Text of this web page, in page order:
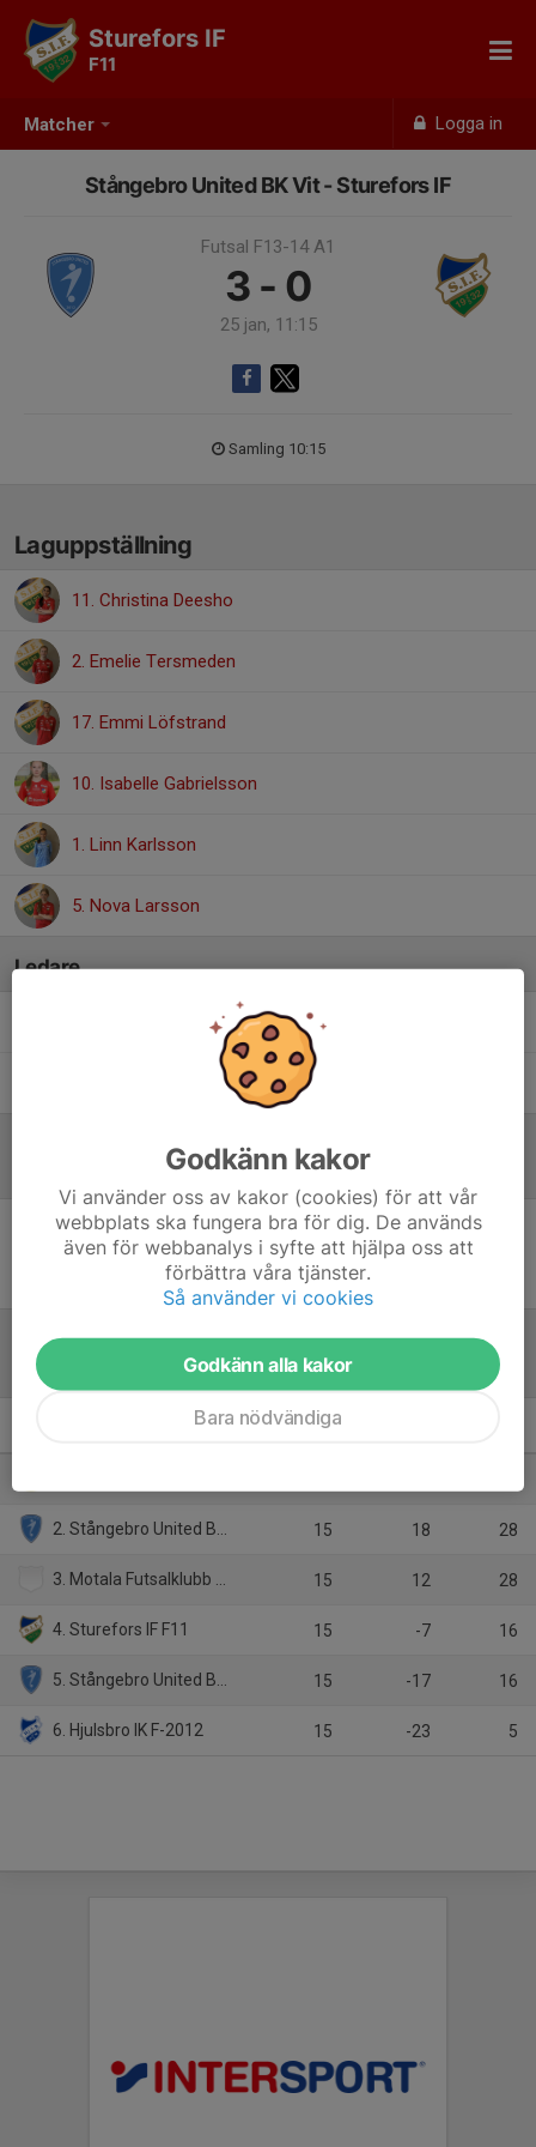
Matcher Logga in
Sturefors IF
F11
Stångebro United BK Vit - Sturefors IF
Futsal F13-14 A1
3 - 0
25 jan, 11:15
Samling 10:15
Laguppställning
11. Christina Deesho
2. Emelie Tersmeden
17. Emmi Löfstrand
10. Isabelle Gabrielsson
1. Linn Karlsson
5. Nova Larsson
Ledare
Tränare
Lagledare och huvudtränare
Inget referat skrivet
Tabell
M
2. Stångebro United BK Svart 15 18 28
3. Motala Futsalklubb Motala Futsalklubb LILA 15 12 28
4. Sturefors IF F11 15 -7 16
5. Stångebro United BK Vit 15 -17 16
6. Hjulsbro IK F-2012 15 -23 5
Godkänn kakor
Vi använder oss av kakor (cookies) för att vår
webbplats ska fungera bra för dig. De används
även för webbanalys i syfte att hjälpa oss att
förbättra våra tjänster.
Så använder vi cookies
Godkänn alla kakor
Bara nödvändiga